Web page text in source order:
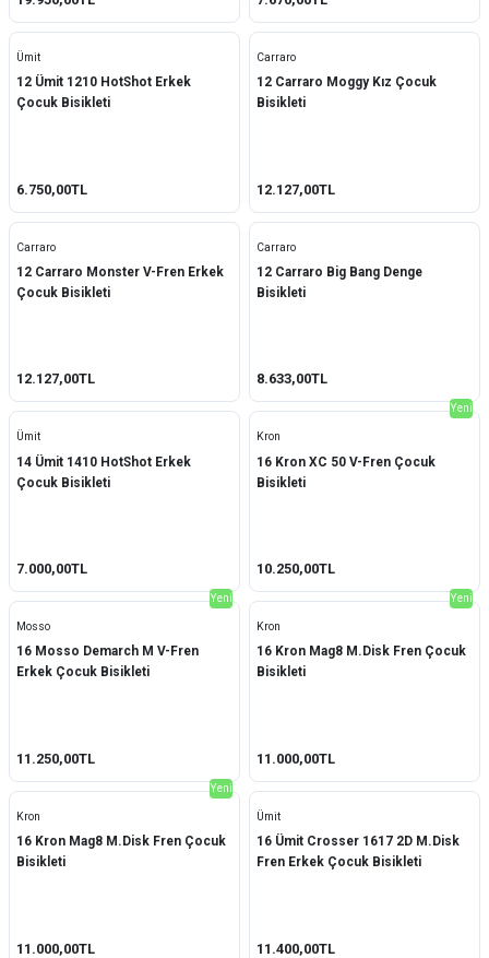
Ümit
12 Ümit 1210 HotShot Erkek
Çocuk Bisikleti
6.750,00TL
Carraro
12 Carraro Moggy Kız Çocuk
Bisikleti
12.127,00TL
Carraro
12 Carraro Monster V-Fren Erkek
Çocuk Bisikleti
12.127,00TL
Carraro
12 Carraro Big Bang Denge
Bisikleti
8.633,00TL
Ümit
14 Ümit 1410 HotShot Erkek
Çocuk Bisikleti
7.000,00TL
Yeni
Kron
16 Kron XC 50 V-Fren Çocuk
Bisikleti
10.250,00TL
Yeni
Mosso
16 Mosso Demarch M V-Fren
Erkek Çocuk Bisikleti
11.250,00TL
Yeni
Kron
16 Kron Mag8 M.Disk Fren Çocuk
Bisikleti
11.000,00TL
Yeni
Kron
16 Kron Mag8 M.Disk Fren Çocuk
Bisikleti
11.000,00TL
Ümit
16 Ümit Crosser 1617 2D M.Disk
Fren Erkek Çocuk Bisikleti
11.400,00TL